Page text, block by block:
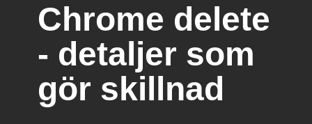
Chrome delete
- detaljer som
gör skillnad